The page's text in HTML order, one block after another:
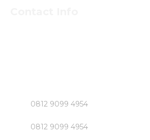
0812 9099 4954
0812 9099 4954